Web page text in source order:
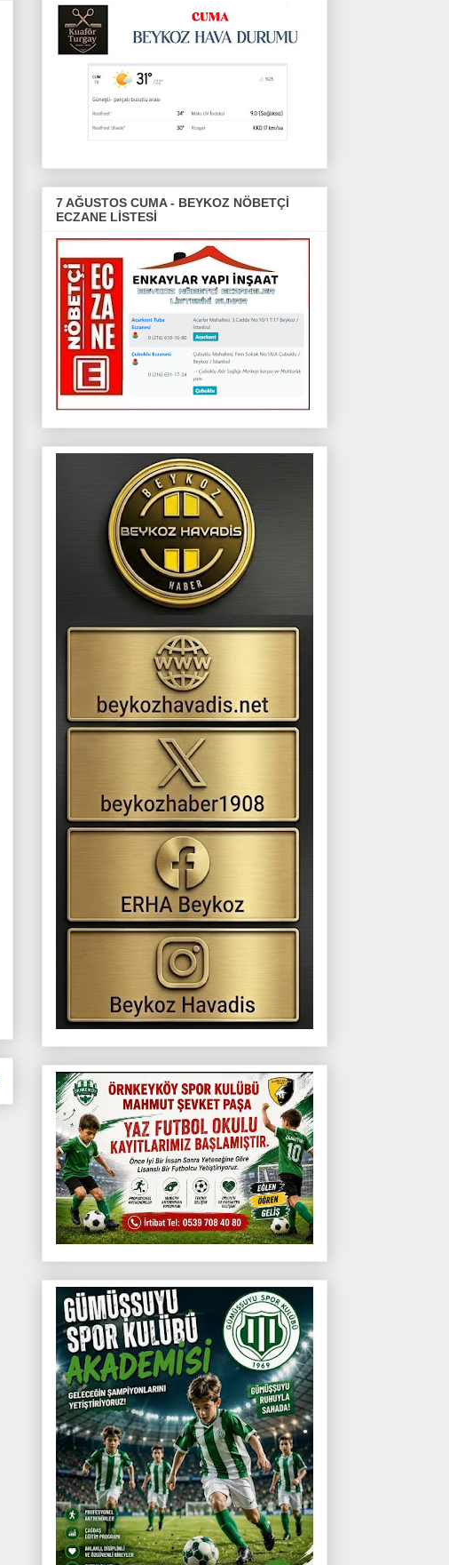
7 AĞUSTOS CUMA - BEYKOZ NÖBETÇİ
ECZANE LİSTESİ